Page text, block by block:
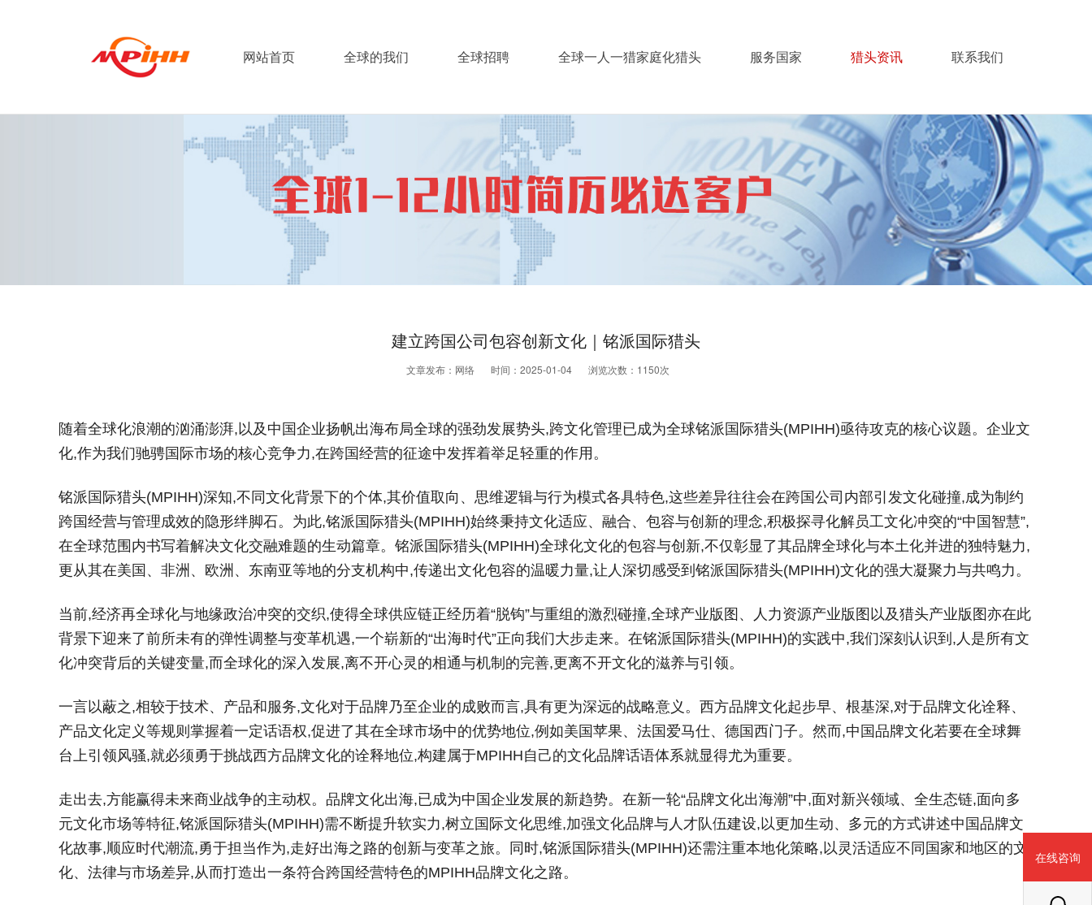
网站首页 全球的我们 全球招聘 全球一人一猎家庭化猎头 服务国家 猎头资讯 联系我们
在线咨询
建立跨国公司包容创新文化｜铭派国际猎头
文章发布：网络 时间：2025-01-04 浏览次数： 1150次
随着全球化浪潮的汹涌澎湃,以及中国企业扬帆出海布局全球的强劲发展势头,跨文化管理已成为全球铭派国际猎头(MPIHH)亟待攻克的核心议题。企业文
化,作为我们驰骋国际市场的核心竞争力,在跨国经营的征途中发挥着举足轻重的作用。
铭派国际猎头(MPIHH)深知,不同文化背景下的个体,其价值取向、思维逻辑与行为模式各具特色,这些差异往往会在跨国公司内部引发文化碰撞,成为制约
跨国经营与管理成效的隐形绊脚石。为此,铭派国际猎头(MPIHH)始终秉持文化适应、融合、包容与创新的理念,积极探寻化解员工文化冲突的“中国智慧”,
在全球范围内书写着解决文化交融难题的生动篇章。铭派国际猎头(MPIHH)全球化文化的包容与创新,不仅彰显了其品牌全球化与本土化并进的独特魅力,
更从其在美国、非洲、欧洲、东南亚等地的分支机构中,传递出文化包容的温暖力量,让人深切感受到铭派国际猎头(MPIHH)文化的强大凝聚力与共鸣力。
当前,经济再全球化与地缘政治冲突的交织,使得全球供应链正经历着“脱钩”与重组的激烈碰撞,全球产业版图、人力资源产业版图以及猎头产业版图亦在此
背景下迎来了前所未有的弹性调整与变革机遇,一个崭新的“出海时代”正向我们大步走来。在铭派国际猎头(MPIHH)的实践中,我们深刻认识到,人是所有文
化冲突背后的关键变量,而全球化的深入发展,离不开心灵的相通与机制的完善,更离不开文化的滋养与引领。
一言以蔽之,相较于技术、产品和服务,文化对于品牌乃至企业的成败而言,具有更为深远的战略意义。西方品牌文化起步早、根基深,对于品牌文化诠释、
产品文化定义等规则掌握着一定话语权,促进了其在全球市场中的优势地位,例如美国苹果、法国爱马仕、德国西门子。然而,中国品牌文化若要在全球舞
台上引领风骚,就必须勇于挑战西方品牌文化的诠释地位,构建属于MPIHH自己的文化品牌话语体系就显得尤为重要。
走出去,方能赢得未来商业战争的主动权。品牌文化出海,已成为中国企业发展的新趋势。在新一轮“品牌文化出海潮”中,面对新兴领域、全生态链,面向多
元文化市场等特征,铭派国际猎头(MPIHH)需不断提升软实力,树立国际文化思维,加强文化品牌与人才队伍建设,以更加生动、多元的方式讲述中国品牌文
化故事,顺应时代潮流,勇于担当作为,走好出海之路的创新与变革之旅。同时,铭派国际猎头(MPIHH)还需注重本地化策略,以灵活适应不同国家和地区的文
化、法律与市场差异,从而打造出一条符合跨国经营特色的MPIHH品牌文化之路。